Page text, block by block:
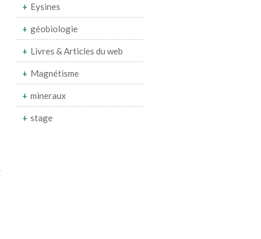
Eysines
géobiologie
Livres & Articles du web
Magnétisme
mineraux
stage